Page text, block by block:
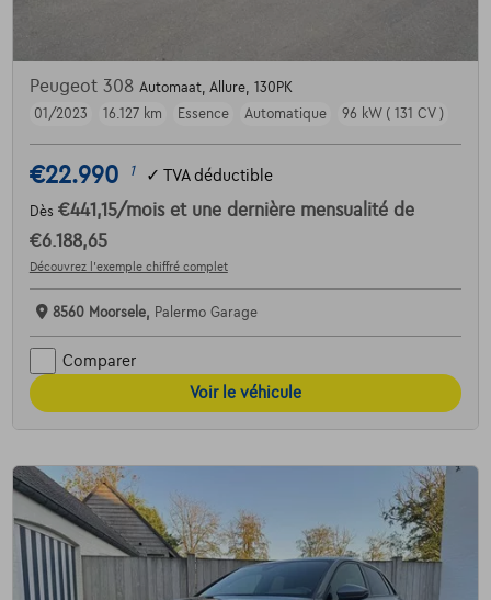
Peugeot 308 Automaat, Allure, 130PK
01/2023
16.127 km Essence Automatique 96 kW ( 131 CV )
€22.990 1 ✓ TVA déductible
Dès €441,15/mois et une dernière mensualité de
€6.188,65
Découvrez l’exemple chiffré complet
8560 Moorsele, Palermo Garage
Comparer
Voir le véhicule